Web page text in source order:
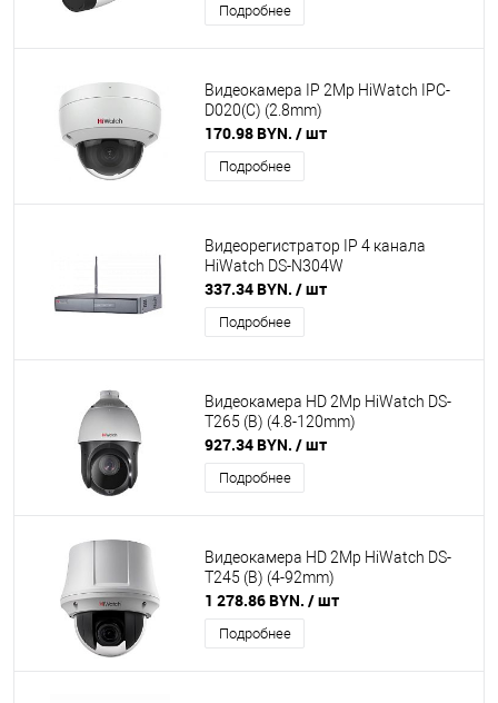
Подробнее
Видеокамера IP 2Mp HiWatch IPC-
D020(C) (2.8mm)
170.98 BYN. / шт
Подробнее
Видеорегистратор IP 4 канала
HiWatch DS-N304W
337.34 BYN. / шт
Подробнее
Видеокамера HD 2Mp HiWatch DS-
T265 (B) (4.8-120mm)
927.34 BYN. / шт
Подробнее
Видеокамера HD 2Mp HiWatch DS-
T245 (B) (4-92mm)
1 278.86 BYN. / шт
Подробнее